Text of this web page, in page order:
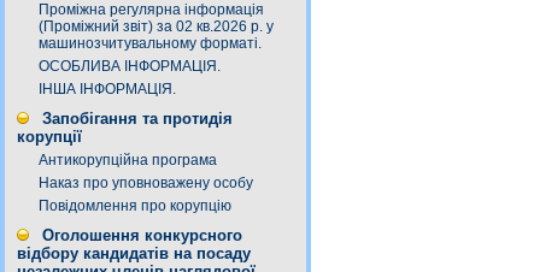
Проміжна регулярна інформація
(Проміжний звіт) за 02 кв.2026 р. у
машинозчитувальному форматі.
ОСОБЛИВА ІНФОРМАЦІЯ.
ІНША ІНФОРМАЦІЯ.
Запобігання та протидія
корупції
Антикорупційна програма
Наказ про уповноважену особу
Повідомлення про корупцію
Оголошення конкурсного
відбору кандидатів на посаду